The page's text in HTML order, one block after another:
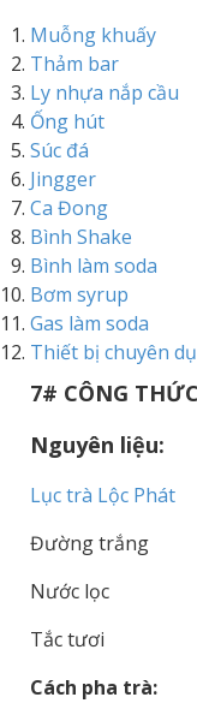
Muỗng khuấy
Thảm bar
Ly nhựa nắp cầu
Ống hút
Súc đá
Jingger
Ca Đong
Bình Shake
Bình làm soda
Bơm syrup
Gas làm soda
Thiết bị chuyên
7# CÔNG
Nguyên liệu:
Lục trà Lộc Phát
Đường trắng
Nước lọc
Tắc tươi
Cách pha trà: